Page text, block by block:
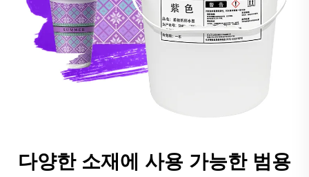
다양한 소재에 사용 가능한 범용